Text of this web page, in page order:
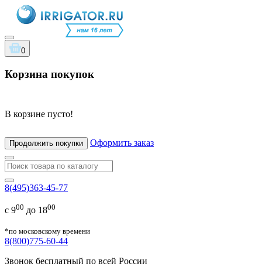
0
Корзина покупок
В корзине пусто!
Продолжить покупки Оформить заказ
8(495)363-45-77
с 900 до 1800
*по московскому времени
8(800)775-60-44
Звонок бесплатный по всей России